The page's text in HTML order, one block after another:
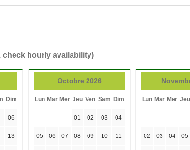
check hourly availability)
Dim
06
13
Octobre 2026
Lun Mar Mer Jeu Ven Sam Dim
01 02 03 04
05 06 07 08 09 10 11
Lun Mar Mer Jeu
02 03 04 05